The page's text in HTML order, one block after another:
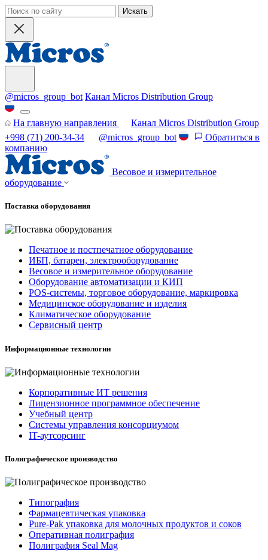
Искать
@micros_group_bot Канал Micros Distribution Group
На главную направления
Канал Micros Distribution Group
+998 (71) 200-34-34
@micros_group_bot
Обратиться в
компанию
Весовое и измерительное
оборудование
Поставка оборудования
Печатное и постпечатное оборудование
ИБП, батареи, электрооборудование
Весовое и измерительное оборудование
Оборудование автоматизации и КИП
POS-системы, торговое оборудование, маркировка
Медицинское оборудование и изделия
Климатическое оборудование
Сервисный центр
Информационные технологии
Корпоративные ИТ решения
Лицензионное программное обеспечение
Учебный центр
Системы управления консорциумом
IT-аутсорсинг
Полиграфическое производство
Типография
Фармацевтическая упаковка
Pure-Pak упаковка для молочных продуктов и соков
Оперативная полиграфия
Полиграфия Seal Mag